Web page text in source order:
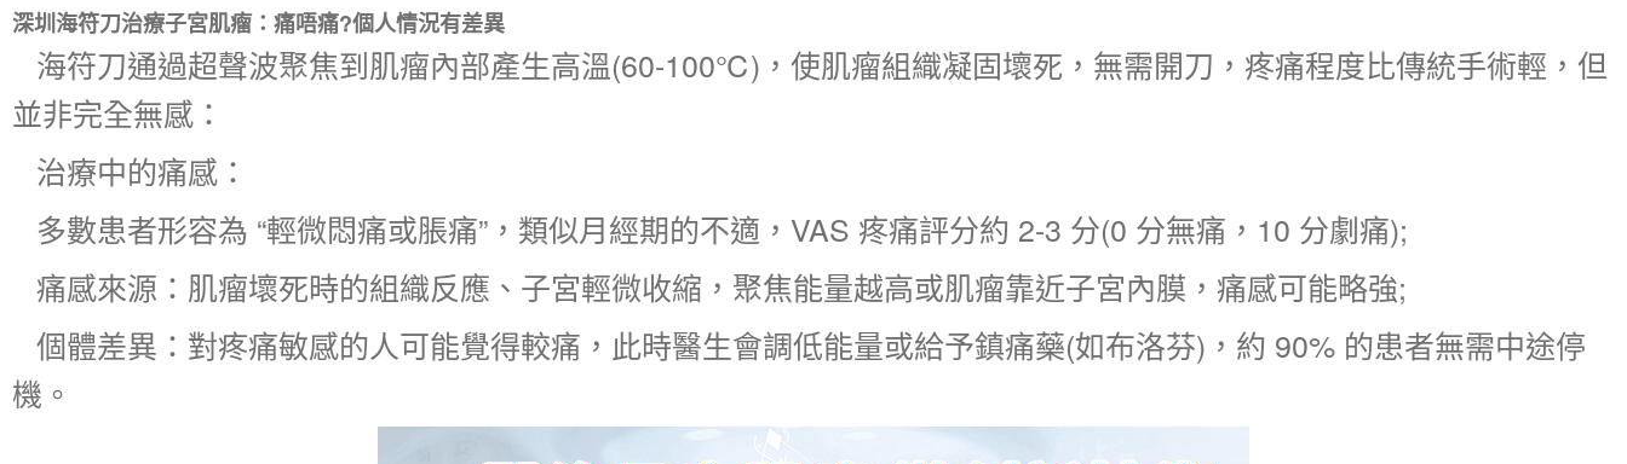
深圳海符刀治療子宮肌瘤：痛唔痛?個人情況有差異​
海符刀通過超聲波聚焦到肌瘤內部產生高溫(60-100℃)，使肌瘤組織凝固壞死，無需開刀，疼痛程度比傳統手術輕，但
並非完全無感：​
治療中的痛感：​
多數患者形容為 “輕微悶痛或脹痛”，類似月經期的不適，VAS 疼痛評分約 2-3 分(0 分無痛，10 分劇痛);​
痛感來源：肌瘤壞死時的組織反應、子宮輕微收縮，聚焦能量越高或肌瘤靠近子宮內膜，痛感可能略強;​
個體差異：對疼痛敏感的人可能覺得較痛，此時醫生會調低能量或給予鎮痛藥(如布洛芬)，約 90% 的患者無需中途停
機。​